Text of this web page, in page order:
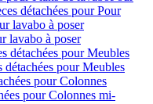
détachées pour Pour
lavabo à poser
lavabo à poser
détachées pour Meubles
détachées pour Meubles
pour Colonnes
pour Colonnes mi-